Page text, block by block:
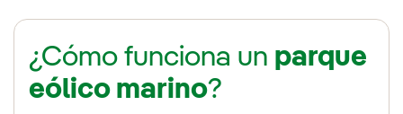
¿Cómo funciona un parque
eólico marino?